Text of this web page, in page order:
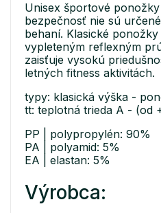
Unisex športové
bezpečnosť nie sú
behaní. Klasické
vypleteným reflexným
zaisťuje vysokú
letných fitness aktivitách.
typy: klasická výška -
tt: teplotná trieda A - (od
PP | polypropylén: 90%
PA | polyamid: 5%
EA | elastan: 5%
Výrobca: